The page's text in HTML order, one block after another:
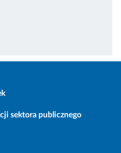
sektora publicznego